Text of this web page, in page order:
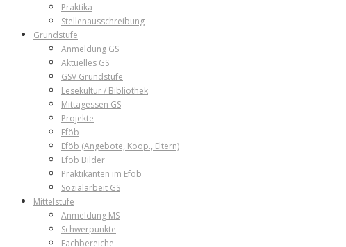
Praktika
Stellenausschreibung
Grundstufe
Anmeldung GS
Aktuelles GS
GSV Grundstufe
Lesekultur / Bibliothek
Mittagessen GS
Projekte
Eföb
Eföb (Angebote, Koop., Eltern)
Eföb Bilder
Praktikanten im Eföb
Sozialarbeit GS
Mittelstufe
Anmeldung MS
Schwerpunkte
Fachbereiche